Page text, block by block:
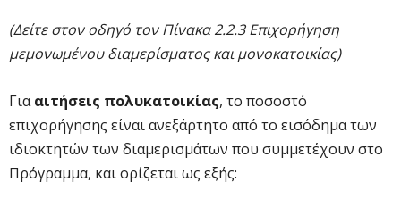
(Δείτε στον οδηγό τον Πίνακα 2.2.3 Επιχορήγηση
μεμονωμένου διαμερίσματος και μονοκατοικίας)
Γιααιτήσεις πολυκατοικίας, το ποσοστό
επιχορήγησης είναι ανεξάρτητο από το εισόδημα των
ιδιοκτητών των διαμερισμάτων που συμμετέχουν στο
Πρόγραμμα, και ορίζεται ως εξής: